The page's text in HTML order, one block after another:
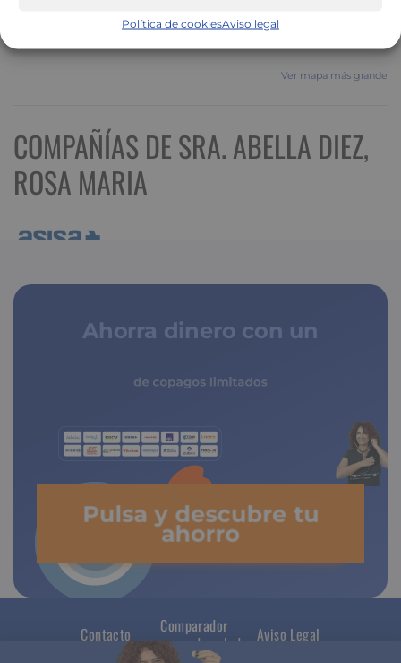
Política de cookiesAviso legal
Ver mapa más grande
COMPAÑÍAS DE SRA. ABELLA DIEZ,
ROSA MARIA
Ahorra dinero con un
de copagos limitados
Pulsa y descubre tu
ahorro
Contacto
Comparador
seguros de salud
Aviso Legal